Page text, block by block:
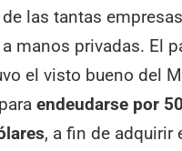
de las tantas
manos privadas. El
el visto bueno del
endeudarse por
, a fin de adquirir